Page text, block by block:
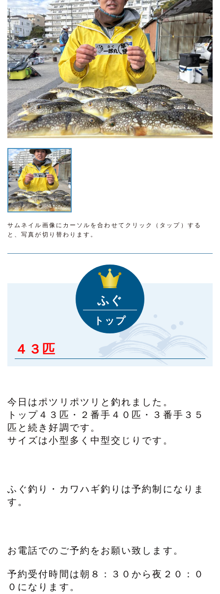
サムネイル画像にカーソルを合わせてクリック（タップ）する
と、写真が切り替わります。
ふぐ
トップ
４３匹
今日はポツリポツリと釣れました。
トップ４３匹・２番手４０匹・３番手３５
匹と続き好調です。
サイズは小型多く中型交じりです。
ふぐ釣り・カワハギ釣りは予約制になりま
す。
お電話でのご予約をお願い致します。
予約受付時間は朝８：３０から夜２０：０
０になります。